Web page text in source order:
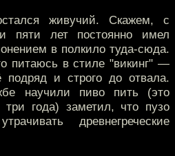
живучий. Скажем, с
пяти лет постоянно имел
в полкило туда-сюда.
питаюсь в стиле "викинг" —
подряд и строго до отвала.
научили пиво пить (это
года) заметил, что пузо
древнегреческие